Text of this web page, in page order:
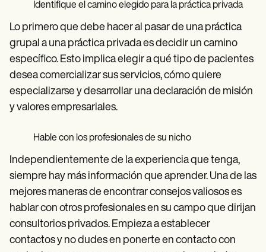
Identifique el camino elegido para la práctica privada
Lo primero que debe hacer al pasar de una práctica
grupal a una práctica privada es decidir un camino
específico. Esto implica elegir a qué tipo de pacientes
desea comercializar sus servicios, cómo quiere
especializarse y desarrollar una declaración de misión
y valores empresariales.
Hable con los profesionales de su nicho
Independientemente de la experiencia que tenga,
siempre hay más información que aprender. Una de las
mejores maneras de encontrar consejos valiosos es
hablar con otros profesionales en su campo que dirijan
consultorios privados. Empieza a establecer
contactos y no dudes en ponerte en contacto con